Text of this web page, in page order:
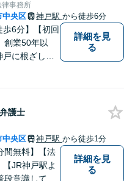
律事務所
中央区 神戸駅 から徒歩6分
歩6分】【初回
創業50年以
に根ざした
債務整理】
無理のな
計画を提示し
詳細を見
る
弁護士
中央区 神戸駅 から徒歩1分
間無料】【法
JR神戸駅よ
意識してい
詳細を見
る